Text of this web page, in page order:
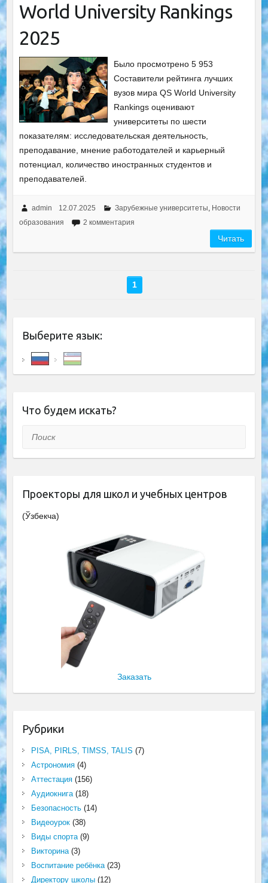
World University Rankings
2025
Было просмотрено 5 953
Составители рейтинга лучших
вузов мира QS World University
Rankings оценивают
университеты по шести
показателям: исследовательская деятельность,
преподавание, мнение работодателей и карьерный
потенциал, количество иностранных студентов и
преподавателей.
admin 12.07.2025 Зарубежные университеты, Новости
образования
2 комментария
Читать
1
Выберите язык:
Что будем искать?
Поиск
Проекторы для школ и учебных центров
(Ўзбекча)
Заказать
Рубрики
PISA, PIRLS, TIMSS, TALIS (7)
Астрономия(4)
Аттестация(156)
Аудиокнига(18)
Безопасность(14)
Видеоурок(38)
Виды спорта(9)
Викторина(3)
Воспитание ребёнка(23)
Директору школы(12)